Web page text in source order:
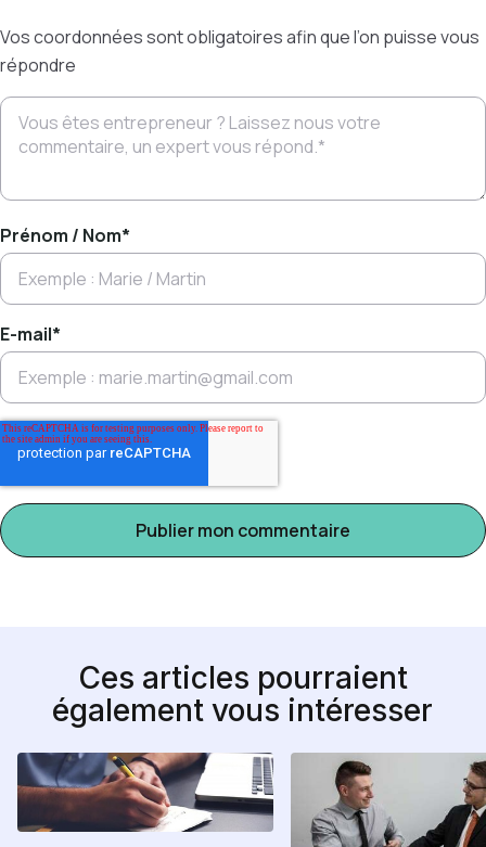
Vos coordonnées sont obligatoires afin que l’on puisse vous
répondre
Prénom / Nom*
E-mail*
Ces articles pourraient
également vous intéresser